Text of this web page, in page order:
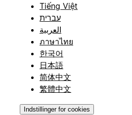
Tiếng Việt
עברית
العربية
ภาษาไทย
한국어
日本語
简体中文
繁體中文
Indstillinger for cookies